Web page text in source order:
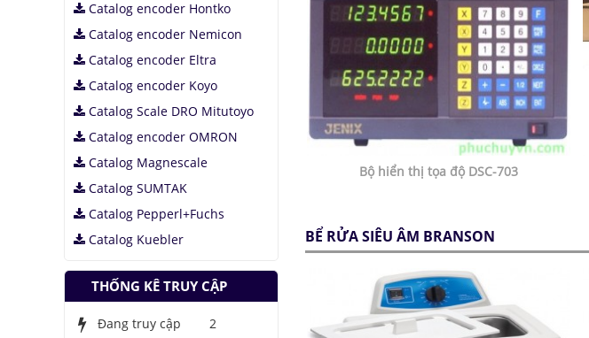
Bộ hiển thị tọa độ DSC-703
BỂ RỬA SIÊU ÂM BRANSON
Catalog encoder Hontko
Catalog encoder Nemicon
Catalog encoder Eltra
Catalog encoder Koyo
Catalog Scale DRO Mitutoyo
Catalog encoder OMRON
Catalog Magnescale
Catalog SUMTAK
Catalog Pepperl+Fuchs
Catalog Kuebler
THỐNG KÊ TRUY CẬP
Đang truy cập
2